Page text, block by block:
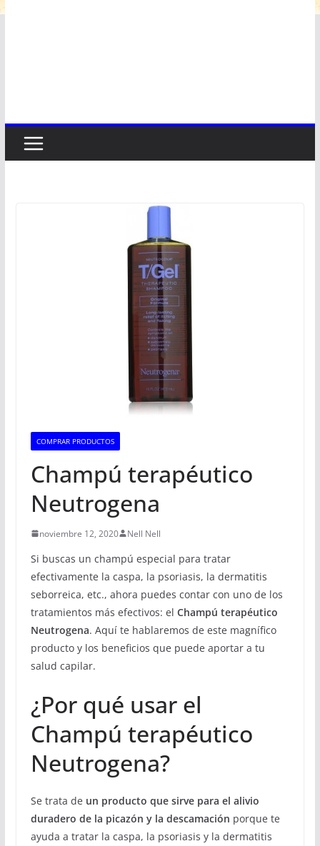
COMPRAR PRODUCTOS
Champú terapéutico
Neutrogena
noviembre 12, 2020 Nell Nell
Si buscas un champú especial para tratar
efectivamente la caspa, la psoriasis, la dermatitis
seborreica, etc., ahora puedes contar con uno de los
tratamientos más efectivos: el Champú terapéutico
Neutrogena. Aquí te hablaremos de este magnífico
producto y los beneficios que puede aportar a tu
salud capilar.
¿Por qué usar el
Champú terapéutico
Neutrogena?
Se trata de un producto que sirve para el alivio
duradero de la picazón y la descamación porque te
ayuda a tratar la caspa, la psoriasis y la dermatitis